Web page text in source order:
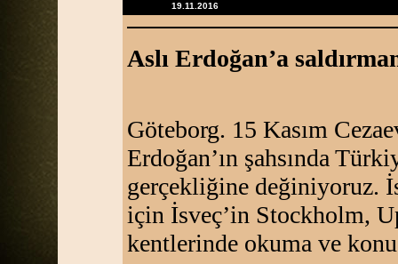
19.11.2016
Aslı Erdoğan’a
Göteborg. 15 Kasım
Erdoğan’ın şahsında
gerçekliğine değiniyoruz.
için İsveç’in Stockholm,
kentlerinde okuma ve